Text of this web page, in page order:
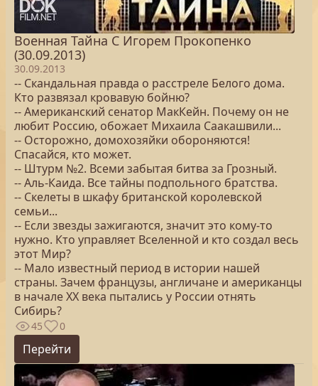
Военная Тайна С Игорем Прокопенко
(30.09.2013)
30.09.2013
-- Скандальная правда о расстреле Белого дома.
Кто развязал кровавую бойню?
-- Американский сенатор МакКейн. Почему он не
любит Россию, обожает Михаила Саакашвили...
-- Осторожно, домохозяйки обороняются!
Спасайся, кто может.
-- Штурм №2. Всеми забытая битва за Грозный.
-- Аль-Каида. Все тайны подпольного братства.
-- Скелеты в шкафу британской королевской
семьи...
-- Если звезды зажигаются, значит это кому-то
нужно. Кто управляет Вселенной и кто создал весь
этот Мир?
-- Мало известный период в истории нашей
страны. Зачем французы, англичане и американцы
в начале XX века пытались у России отнять
Сибирь?
45 0
Перейти